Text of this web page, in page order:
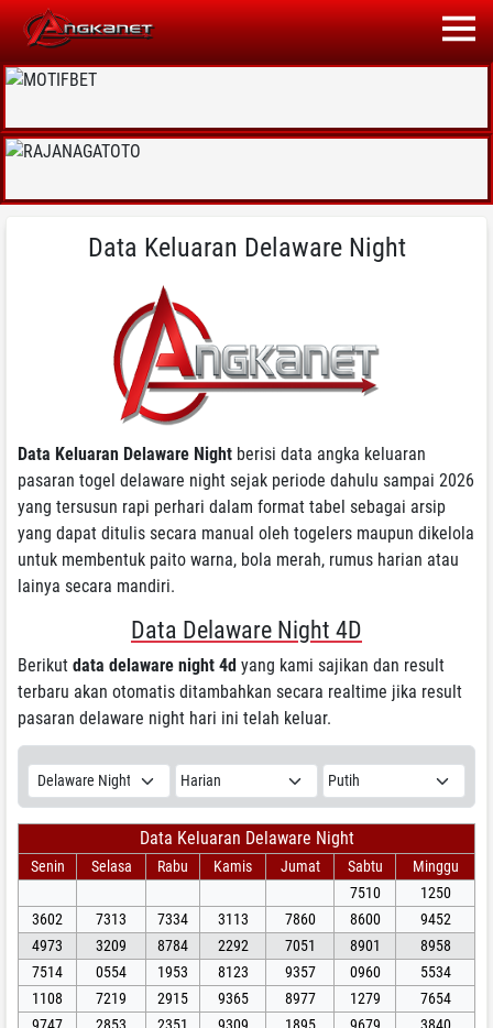
Data Keluaran Delaware Night
Data Keluaran Delaware Night berisi data angka keluaran
pasaran togel delaware night sejak periode dahulu sampai 2026
yang tersusun rapi perhari dalam format tabel sebagai arsip
yang dapat ditulis secara manual oleh togelers maupun dikelola
untuk membentuk paito warna, bola merah, rumus harian atau
lainya secara mandiri.
Data Delaware Night 4D
Berikut data delaware night 4d yang kami sajikan dan result
terbaru akan otomatis ditambahkan secara realtime jika result
pasaran delaware night hari ini telah keluar.
Data Keluaran Delaware Night
Senin Selasa Rabu Kamis Jumat Sabtu
Minggu
7510
1250
3602
7313 7334 3113 7860 8600
9452
4973
3209 8784 2292 7051 8901
8958
7514
0554 1953 8123 9357 0960
5534
1108
7219 2915 9365 8977 1279
7654